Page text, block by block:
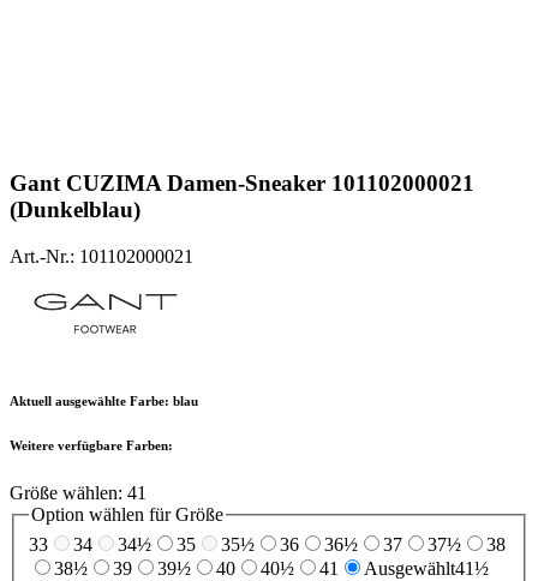
GantCUZIMA Damen-Sneaker 101102000021
(Dunkelblau)
Art.-Nr.: 101102000021
Aktuell ausgewählte Farbe: blau
Weitere verfügbare Farben:
Größe wählen: 41
Option wählen für Größe
33
34 34½ 35 35½ 36 36½ 37 37½
38
38½
39 39½ 40 40½ 41 Ausgewählt41½